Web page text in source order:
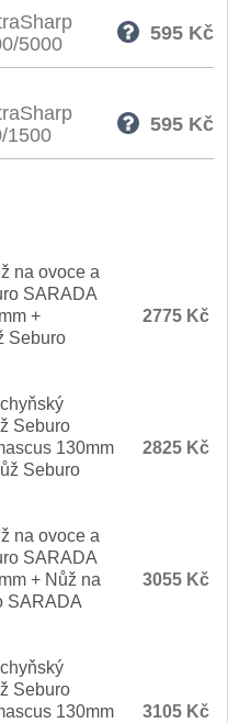
5000
595 Kč
1500
595 Kč
na ovoce a
SARADA
+
Seburo
2775 Kč
Seburo
130mm
Seburo
2825 Kč
na ovoce a
SARADA
+ Nůž na
SARADA
3055 Kč
Seburo
130mm
3105 Kč